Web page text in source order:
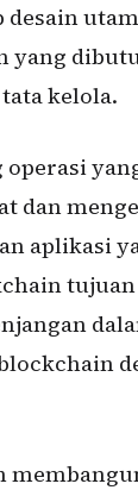
yang
kelola.
dan
aplikasi